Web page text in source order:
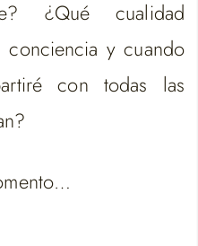
¿Qué cualidad
conciencia y cuando
con todas las